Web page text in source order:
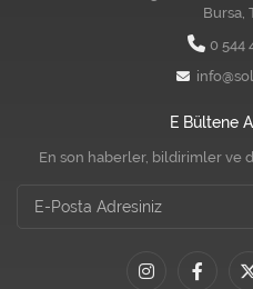
Bursa,
0 544
E Bültene
En son haberler, bildirimler ve